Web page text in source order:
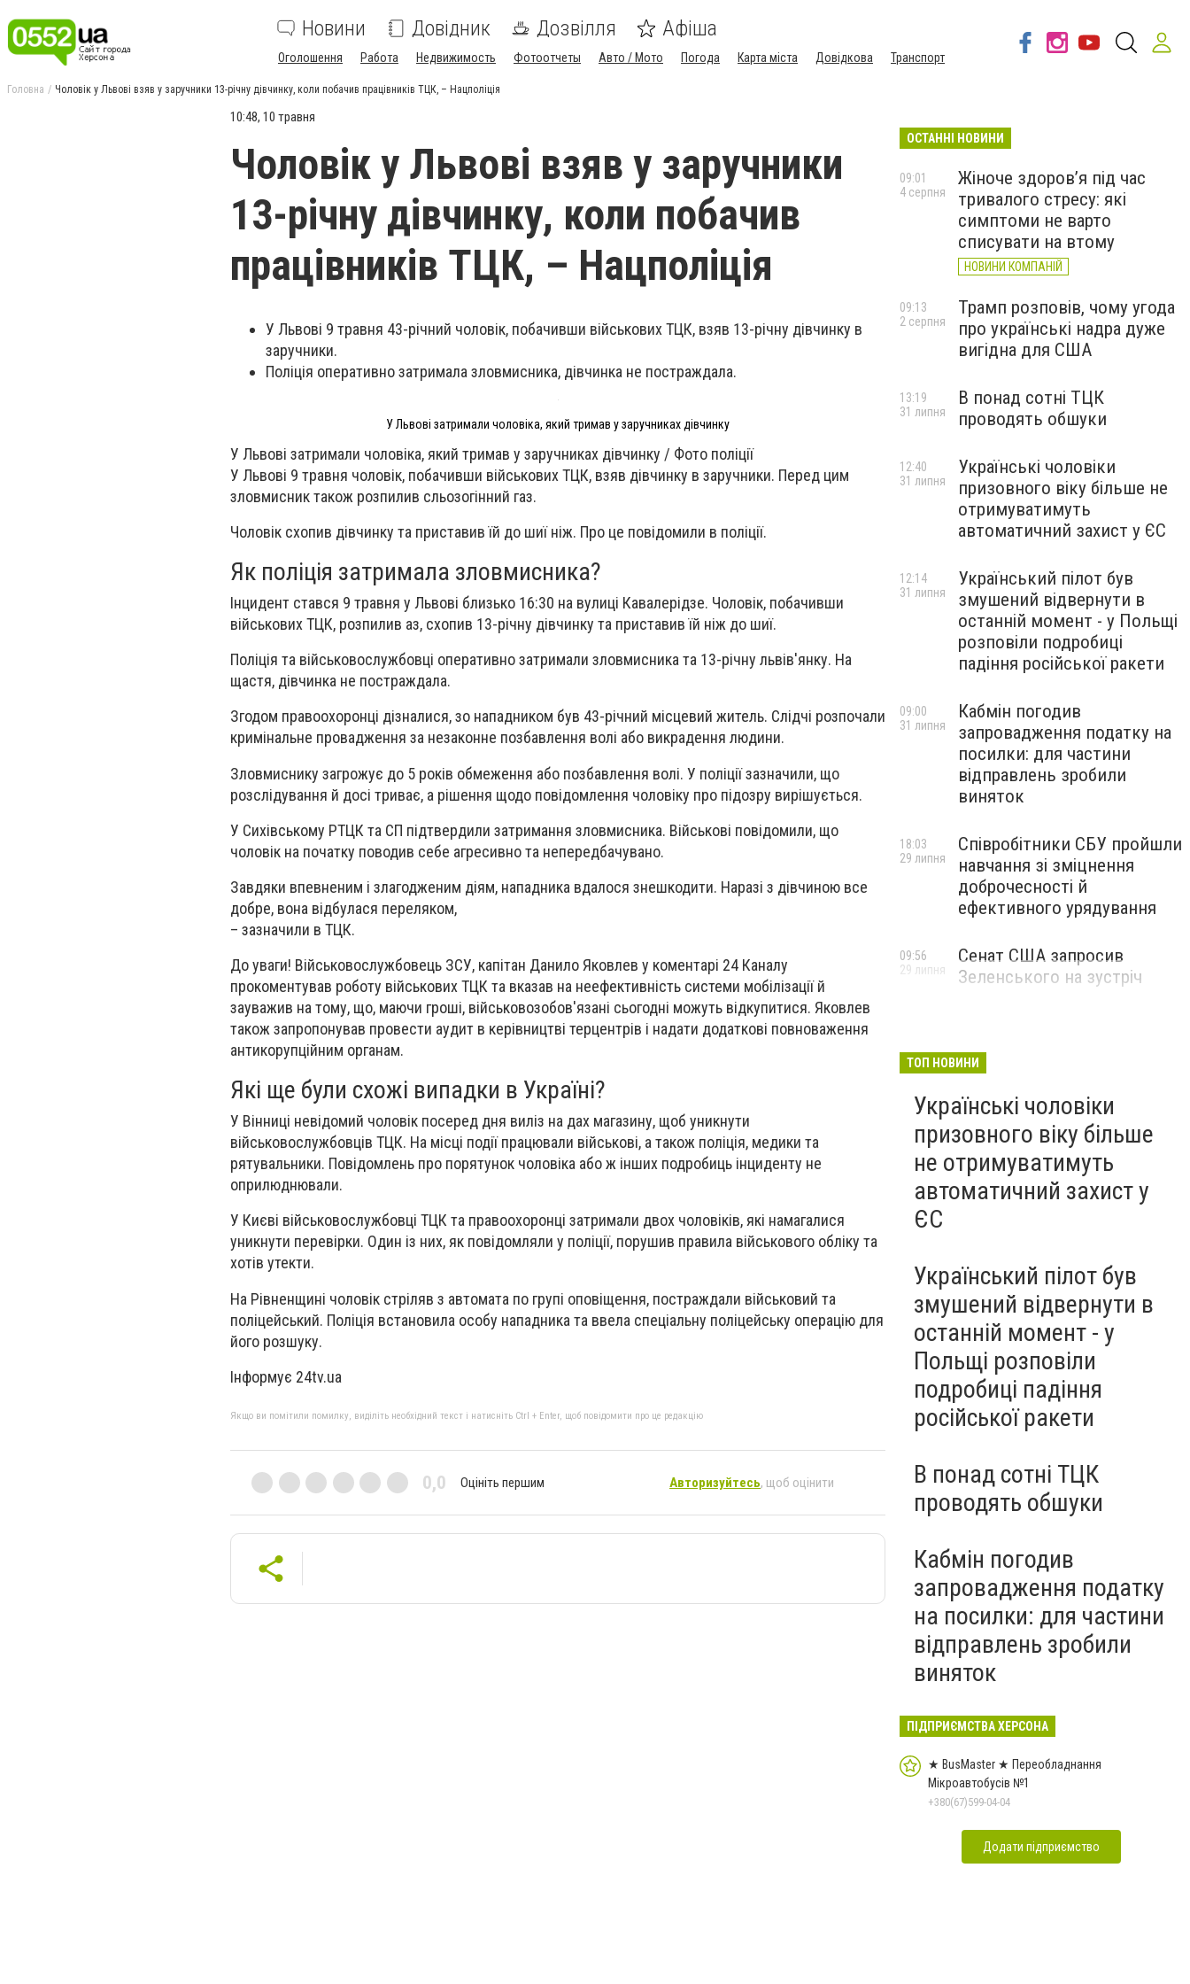
Новини Довідник Дозвілля Афіша
Оголошення Работа Недвижимость Фотоотчеты Авто / Мото Погода Карта міста Довідкова Транспорт
Головна Чоловік у Львові взяв у заручники 13-річну дівчинку, коли побачив працівників ТЦК, – Нацполіція
10:48, 10 травня
Чоловік у Львові взяв у заручники
13-річну дівчинку, коли побачив
працівників ТЦК, – Нацполіція
У Львові 9 травня 43-річний чоловік, побачивши військових ТЦК, взяв 13-річну дівчинку в
заручники.
Поліція оперативно затримала зловмисника, дівчинка не постраждала.
У Львові затримали чоловіка, який тримав у заручниках дівчинку
У Львові затримали чоловіка, який тримав у заручниках дівчинку / Фото поліції
У Львові 9 травня чоловік, побачивши військових ТЦК, взяв дівчинку в заручники. Перед цим
зловмисник також розпилив сльозогінний газ.
Чоловік схопив дівчинку та приставив їй до шиї ніж. Про це повідомили в поліції.
Як поліція затримала зловмисника?
Інцидент стався 9 травня у Львові близько 16:30 на вулиці Кавалерідзе. Чоловік, побачивши
військових ТЦК, розпилив аз, схопив 13-річну дівчинку та приставив їй ніж до шиї.
Поліція та військовослужбовці оперативно затримали зловмисника та 13-річну львів'янку. На
щастя, дівчинка не постраждала.
Згодом правоохоронці дізналися, зо нападником був 43-річний місцевий житель. Слідчі розпочали
кримінальне провадження за незаконне позбавлення волі або викрадення людини.
Зловмиснику загрожує до 5 років обмеження або позбавлення волі. У поліції зазначили, що
розслідування й досі триває, а рішення щодо повідомлення чоловіку про підозру вирішується.
У Сихівському РТЦК та СП підтвердили затримання зловмисника. Військові повідомили, що
чоловік на початку поводив себе агресивно та непередбачувано.
Завдяки впевненим і злагодженим діям, нападника вдалося знешкодити. Наразі з дівчиною все
добре, вона відбулася переляком,
– зазначили в ТЦК.
До уваги! Військовослужбовець ЗСУ, капітан Данило Яковлев у коментарі 24 Каналу
прокоментував роботу військових ТЦК та вказав на неефективність системи мобілізації й
зауважив на тому, що, маючи гроші, військовозобов'язані сьогодні можуть відкупитися. Яковлев
також запропонував провести аудит в керівництві терцентрів і надати додаткові повноваження
антикорупційним органам.
Які ще були схожі випадки в Україні?
У Вінниці невідомий чоловік посеред дня виліз на дах магазину, щоб уникнути
військовослужбовців ТЦК. На місці події працювали військові, а також поліція, медики та
рятувальники. Повідомлень про порятунок чоловіка або ж інших подробиць інциденту не
оприлюднювали.
У Києві військовослужбовці ТЦК та правоохоронці затримали двох чоловіків, які намагалися
уникнути перевірки. Один із них, як повідомляли у поліції, порушив правила військового обліку та
хотів утекти.
На Рівненщині чоловік стріляв з автомата по групі оповіщення, постраждали військовий та
поліцейський. Поліція встановила особу нападника та ввела спеціальну поліцейську операцію для
його розшуку.
Інформує 24tv.ua
Якщо ви помітили помилку, виділіть необхідний текст і натисніть Ctrl + Enter, щоб повідомити про це редакцію
0,0 Оцініть першим Авторизуйтесь, щоб оцінити
ОСТАННІ НОВИНИ
Жіноче здоров’я під час
тривалого стресу: які
симптоми не варто
списувати на втому
НОВИНИ КОМПАНІЙ
09:01
4 серпня
Трамп розповів, чому угода
про українські надра дуже
вигідна для США
09:13
2 серпня
В понад сотні ТЦК
проводять обшуки
13:19
31 липня
Українські чоловіки
призовного віку більше не
отримуватимуть
автоматичний захист у ЄС
12:40
31 липня
Український пілот був
змушений відвернути в
останній момент - у Польщі
розповіли подробиці
падіння російської ракети
12:14
31 липня
Кабмін погодив
запровадження податку на
посилки: для частини
відправлень зробили
виняток
09:00
31 липня
Співробітники СБУ пройшли
навчання зі зміцнення
доброчесності й
ефективного урядування
18:03
29 липня
Сенат США запросив
Зеленського на зустріч
09:56
29 липня
ТОП НОВИНИ
Українські чоловіки
призовного віку більше
не отримуватимуть
автоматичний захист у
ЄС
Український пілот був
змушений відвернути в
останній момент - у
Польщі розповіли
подробиці падіння
російської ракети
В понад сотні ТЦК
проводять обшуки
Кабмін погодив
запровадження податку
на посилки: для частини
відправлень зробили
виняток
ПІДПРИЄМСТВА ХЕРСОНА
★ BusMaster ★ Переобладнання
Мікроавтобусів №1
+380(67)599-04-04
Додати підприємство